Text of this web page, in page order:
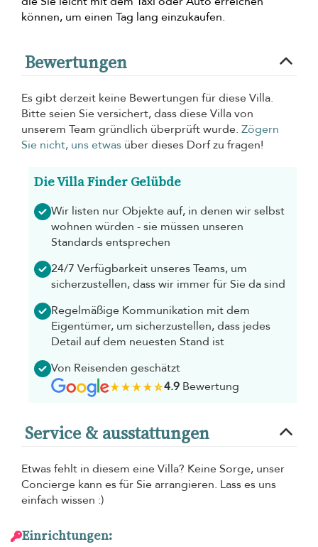
können, um einen Tag lang einzukaufen.
Bewertungen
Es gibt derzeit keine Bewertungen für diese Villa.
Bitte seien Sie versichert, dass diese Villa von
unserem Team gründlich überprüft wurde. Zögern
Sie nicht, uns etwas über dieses Dorf zu fragen!
Die Villa Finder Gelübde
Wir listen nur Objekte auf, in denen wir selbst
wohnen würden - sie müssen unseren
Standards entsprechen
24/7 Verfügbarkeit unseres Teams, um
sicherzustellen, dass wir immer für Sie da sind
Regelmäßige Kommunikation mit dem
Eigentümer, um sicherzustellen, dass jedes
Detail auf dem neuesten Stand ist
Von Reisenden geschätzt
4.9Bewertung
Service & ausstattungen
Etwas fehlt in diesem eine Villa? Keine Sorge, unser
Concierge kann es für Sie arrangieren. Lass es uns
einfach wissen :)
Einrichtungen: